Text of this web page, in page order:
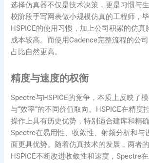
选择仿真器不仅是技术决策，更是习惯与
校阶段手写网表做小规模仿真的工程师，
HSPICE的使用习惯，加上公司积累的仿真
成本较高。而使用Cadence完整流程的公
占比自然更高。
精度与速度的权衡
Spectre与HSPICE的竞争，本质上反映了
与“效率”的不同价值取向。HSPICE在精度
操作上具有历史优势，特别适合建库和精
Spectre在易用性、收敛性、射频分析和与
面更具优势。随着仿真技术的发展，两者
HSPICE不断改进收敛性和速度，Spectre